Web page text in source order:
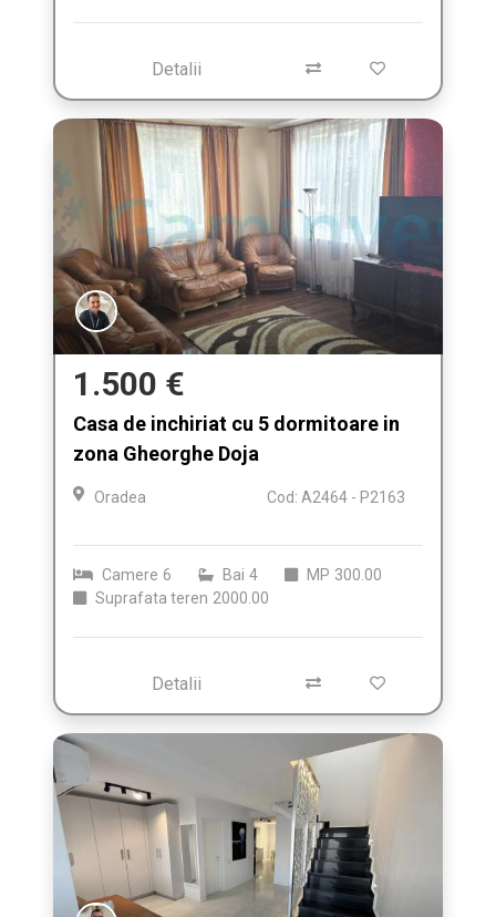
Detalii
1.500 €
Casa de inchiriat cu 5 dormitoare in
zona Gheorghe Doja
Oradea Cod: A2464 - P2163
Camere 6 Bai 4 MP 300.00
Suprafata teren 2000.00
Detalii